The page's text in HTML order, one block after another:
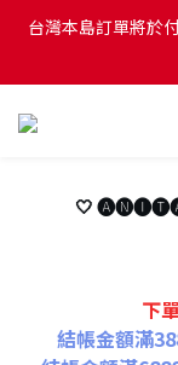
台灣本島訂單將於
台灣本島訂單將於
台灣本島訂單將於
🤍 🅐🅝🅘🅣🅐
下
結帳金額滿